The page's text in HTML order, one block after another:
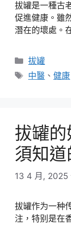
拔罐是一種古
促進健康。雖
潛在的壞處。
分
類
拔罐
標
中醫 、健康
拔罐
須知道
13 4 月, 2025
拔罐作为一种
注，特别是在